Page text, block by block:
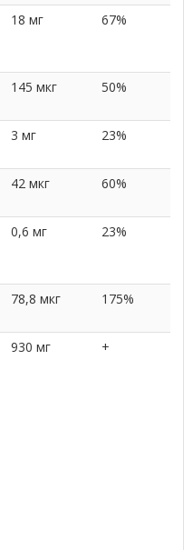
18 мг 67%
145 мкг 50%
3 мг 23%
42 мкг 60%
0,6 мг 23%
78,8 мкг 175%
930 мг +